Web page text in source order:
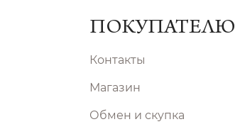
ПОКУПАТЕЛЮ
Контакты
Магазин
Обмен и скупка